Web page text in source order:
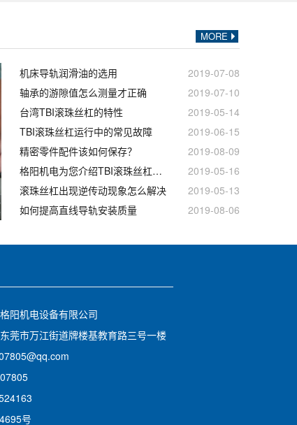
MORE
机床导轨润滑油的选用
2019-07-08
轴承的游隙值怎么测量才正确
2019-07-10
台湾TBI滚珠丝杠的特性
2019-05-14
TBI滚珠丝杠运行中的常见故障
2019-06-15
精密零件配件该如何保存？
2019-08-09
格阳机电为您介绍TBI滚珠丝杠的特点
2019-05-16
滚珠丝杠出现逆传动现象怎么解决
2019-05-13
如何提高直线导轨安装质量
2019-08-06
阳机电设备有限公司
莞市万江街道牌楼基教育路三号一楼
号